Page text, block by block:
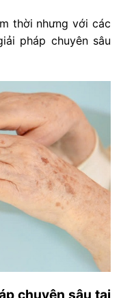
thời nhưng với các
pháp chuyên sâu
chuyên sâu tại